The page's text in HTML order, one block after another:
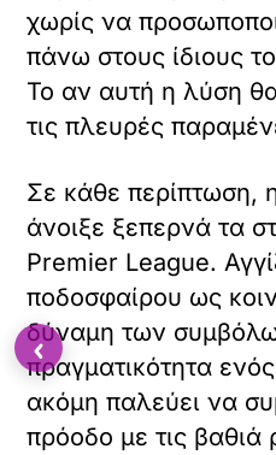
χωρίς να
πάνω στους ίδιους
Το αν αυτή η λύση
τις πλευρές
Σε κάθε περίπτωση,
άνοιξε ξεπερνά τα
Premier League.
ποδοσφαίρου ως
δύναμη των
πραγματικότητα
ακόμη παλεύει να
πρόοδο με τις βαθιά
‹